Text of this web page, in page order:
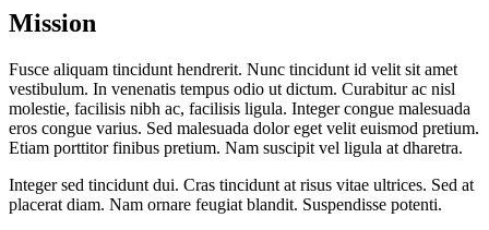
Mission
Fusce aliquam tincidunt hendrerit. Nunc tincidunt id velit sit amet
vestibulum. In venenatis tempus odio ut dictum. Curabitur ac nisl
molestie, facilisis nibh ac, facilisis ligula. Integer congue malesuada
eros congue varius. Sed malesuada dolor eget velit euismod pretium.
Etiam porttitor finibus pretium. Nam suscipit vel ligula at dharetra.
Integer sed tincidunt dui. Cras tincidunt at risus vitae ultrices. Sed at
placerat diam. Nam ornare feugiat blandit. Suspendisse potenti.